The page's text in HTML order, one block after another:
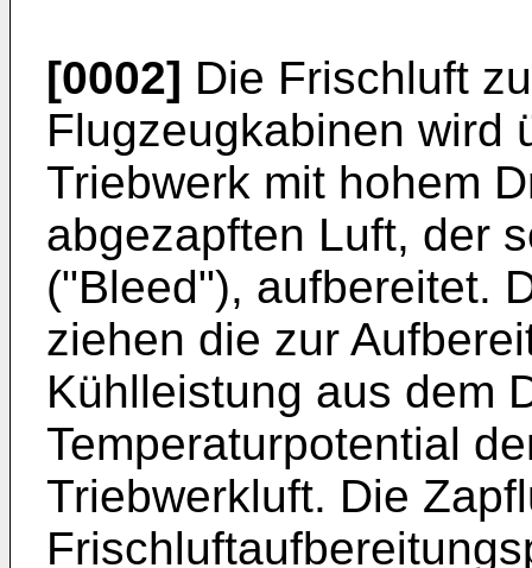
[0002] Die Frischluft
Flugzeugkabinen wird
Triebwerk mit hohem
abgezapften Luft, der
("Bleed"), aufbereitet.
ziehen die zur
Kühlleistung aus dem
Temperaturpotential
Triebwerkluft. Die